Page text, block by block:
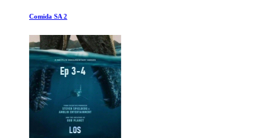
Comida SA 2